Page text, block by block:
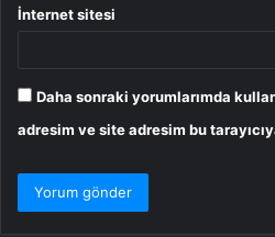
İnternet sitesi
Daha sonraki yorumlarımda
adresim ve site adresim bu